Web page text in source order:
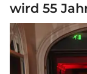
wird 55